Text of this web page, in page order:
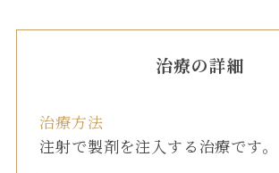
治療の詳細
治療方法
注射で製剤を注入する治療です。